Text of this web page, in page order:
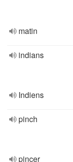
matin
indians
Indiens
pinch
pincer